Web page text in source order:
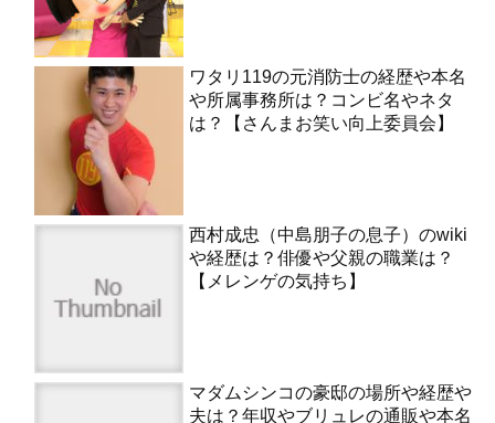
ワタリ119の元消防士の経歴や本名
や所属事務所は？コンビ名やネタ
は？【さんまお笑い向上委員会】
西村成忠（中島朋子の息子）のwiki
や経歴は？俳優や父親の職業は？
【メレンゲの気持ち】
マダムシンコの豪邸の場所や経歴や
夫は？年収やブリュレの通販や本名